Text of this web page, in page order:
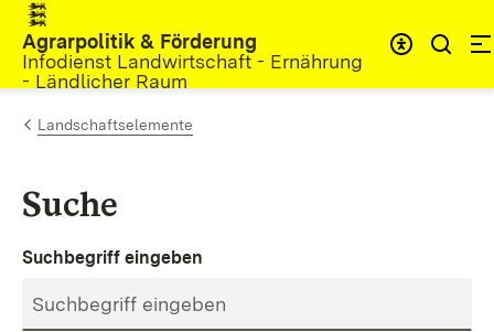
Zum Inhalt springen
Agrarpolitik & Förderung
Infodienst Landwirtschaft - Ernährung
- Ländlicher Raum
Landschaftselemente
Suche
Suchbegriff eingeben